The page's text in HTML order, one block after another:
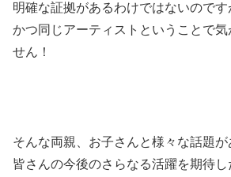
明確な証拠があるわけではないのです
かつ同じアーティストということで気
せん！
そんな両親、お子さんと様々な話題が
皆さんの今後のさらなる活躍を期待し